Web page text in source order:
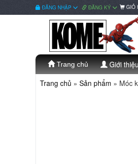
ĐĂNG NHẬP ĐĂNG KÝ GIỎ
Trang chủ Giới
Trang chủ » Sản phẩm » Móc